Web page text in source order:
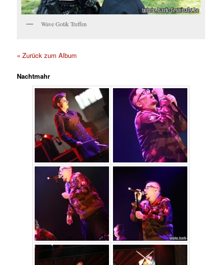
Wave Gotik Treffen
« Zurück zum Album
Nachtmahr